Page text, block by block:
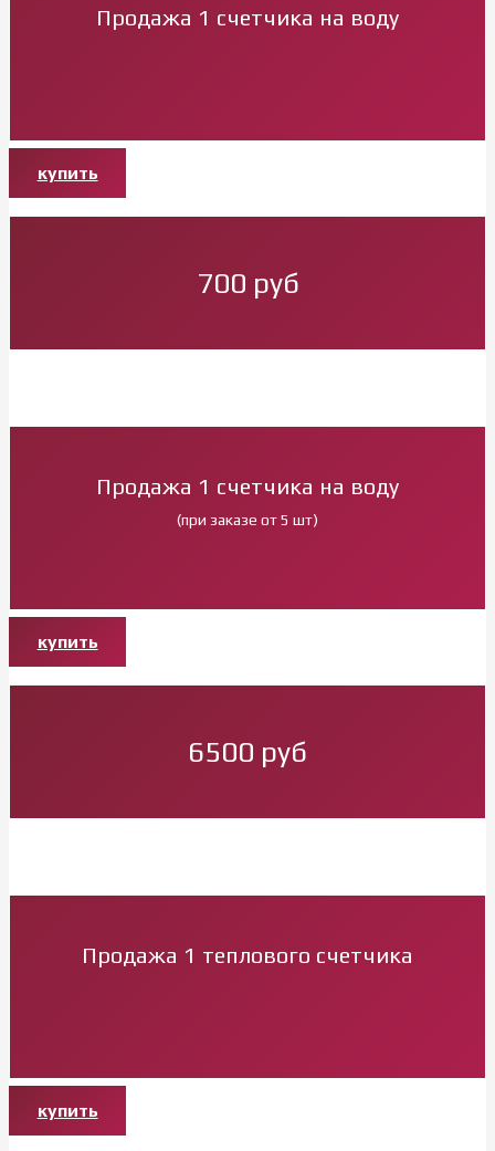
Продажа 1 счетчика на воду
купить
700 руб
Продажа 1 счетчика на воду
(при заказе от 5 шт)
купить
6500 руб
Продажа 1 теплового счетчика
купить